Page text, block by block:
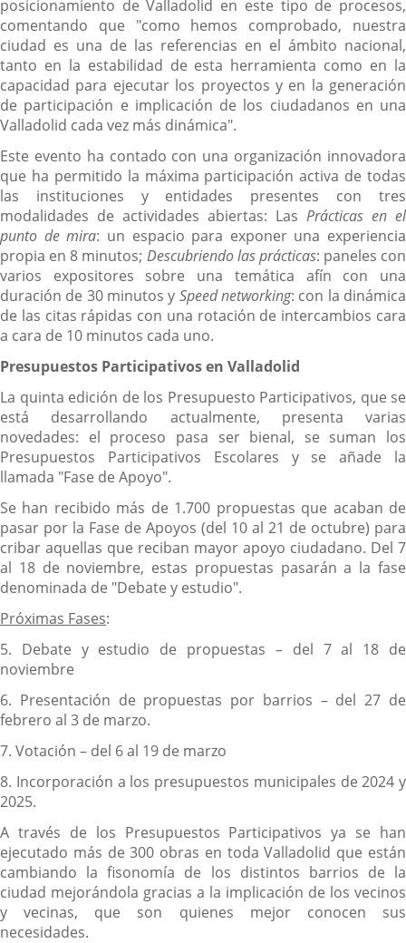
posicionamiento de Valladolid en este tipo de procesos,
comentando que "como hemos comprobado, nuestra
ciudad es una de las referencias en el ámbito nacional,
tanto en la estabilidad de esta herramienta como en la
capacidad para ejecutar los proyectos y en la generación
de participación e implicación de los ciudadanos en una
Valladolid cada vez más dinámica".
Este evento ha contado con una organización innovadora
que ha permitido la máxima participación activa de todas
las instituciones y entidades presentes con tres
modalidades de actividades abiertas: Las Prácticas en el
punto de mira: un espacio para exponer una experiencia
propia en 8 minutos; Descubriendo las prácticas: paneles con
varios expositores sobre una temática afín con una
duración de 30 minutos y Speed networking: con la dinámica
de las citas rápidas con una rotación de intercambios cara
a cara de 10 minutos cada uno.
Presupuestos Participativos en Valladolid
La quinta edición de los Presupuesto Participativos, que se
está desarrollando actualmente, presenta varias
novedades: el proceso pasa ser bienal, se suman los
Presupuestos Participativos Escolares y se añade la
llamada "Fase de Apoyo".
Se han recibido más de 1.700 propuestas que acaban de
pasar por la Fase de Apoyos (del 10 al 21 de octubre) para
cribar aquellas que reciban mayor apoyo ciudadano. Del 7
al 18 de noviembre, estas propuestas pasarán a la fase
denominada de "Debate y estudio".
Próximas Fases:
5. Debate y estudio de propuestas – del 7 al 18 de
noviembre
6. Presentación de propuestas por barrios – del 27 de
febrero al 3 de marzo.
7. Votación – del 6 al 19 de marzo
8. Incorporación a los presupuestos municipales de 2024 y
2025.
A través de los Presupuestos Participativos ya se han
ejecutado más de 300 obras en toda Valladolid que están
cambiando la fisonomía de los distintos barrios de la
ciudad mejorándola gracias a la implicación de los vecinos
y vecinas, que son quienes mejor conocen sus
necesidades.